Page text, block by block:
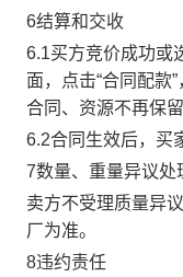
6结算和交收
6.1买方竞价成功或
面，点击“合同配款
合同、资源不再保
6.2合同生效后，买
7数量、重量异议处
卖方不受理质量异
厂为准。
8违约责任